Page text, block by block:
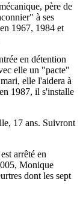
père de
à ses
1967, 1984 et
en détention
elle un "pacte"
elle l'aidera à
1987, il s'installe
17 ans. Suivront
arrêté en
Monique
dont les sept